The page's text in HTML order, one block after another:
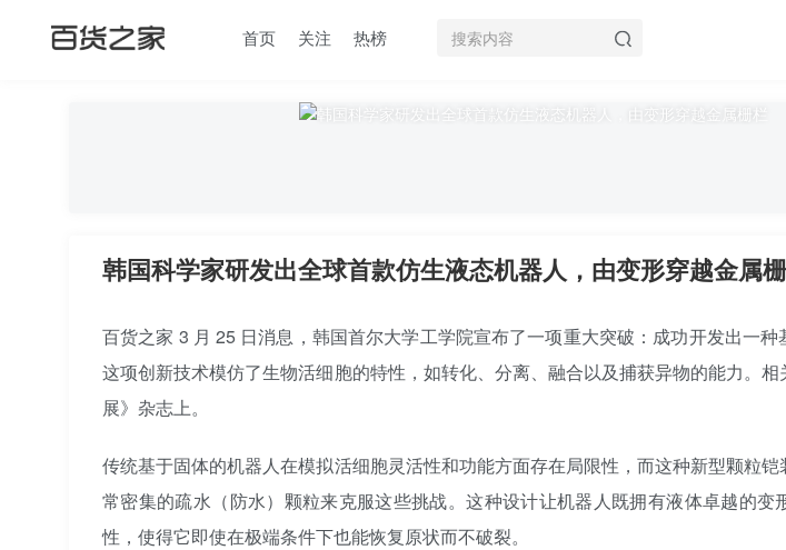
首页 关注 热榜
韩国科学家研发出全球首款仿生液态机器人，由变形穿越金属
百货之家 3 月 25 日消息，韩国首尔大学工学院宣布了一项重大突破：成功开发出一种
这项创新技术模仿了生物活细胞的特性，如转化、分离、融合以及捕获异物的能力。
展》杂志上。
传统基于固体的机器人在模拟活细胞灵活性和功能方面存在局限性，而这种新型颗粒
常密集的疏水（防水）颗粒来克服这些挑战。这种设计让机器人既拥有液体卓越的变
性，使得它即使在极端条件下也能恢复原状而不破裂。